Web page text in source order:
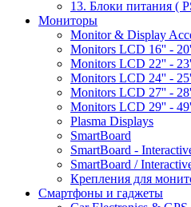
13. Блоки питания (
Мониторы
Monitor & Display
Monitors LCD 16'' -
Monitors LCD 22'' -
Monitors LCD 24'' -
Monitors LCD 27'' -
Monitors LCD 29'' -
Plasma Displays
SmartBoard
SmartBoard -
SmartBoard /
Крепления для
Смартфоны и гаджеты